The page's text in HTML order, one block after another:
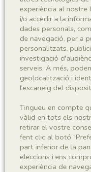
Sigla
MNHN 17882b
Taxonomia
Regne
Plantae
Subphyllum
Angiospermae
experiència al
i/o accedir a la
dades personals,
de navegació, per a
personalitzats,
investigació
serveis. A més,
geolocalització i
l'escaneig del
Tingueu en compte
vàlid en tots els
retirar el vostre
fent clic al botó
part inferior de la
eleccions i ens
experiència de